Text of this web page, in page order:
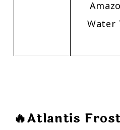
Water
🔥Atlantis